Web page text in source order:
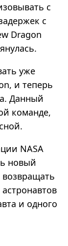
с
с
Dragon
уже
и теперь
Данный
команде,
NASA
новый
и одного